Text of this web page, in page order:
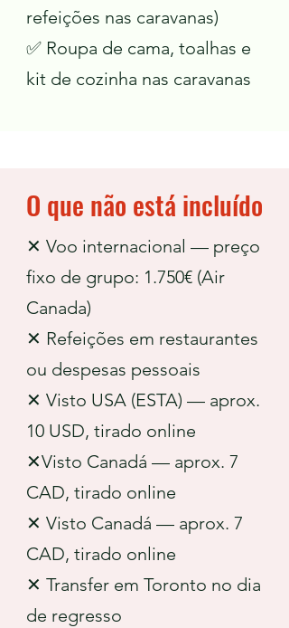
refeições nas caravanas)
✅ Roupa de cama, toalhas e
kit de cozinha nas caravanas
O que não está incluído
✕ Voo internacional — preço
fixo de grupo: 1.750€ (Air
Canada)
✕ Refeições em restaurantes
ou despesas pessoais
✕ Visto USA (ESTA) — aprox.
10 USD, tirado online
✕Visto Canadá — aprox. 7
CAD, tirado online
✕ Visto Canadá — aprox. 7
CAD, tirado online
✕ Transfer em Toronto no dia
de regresso